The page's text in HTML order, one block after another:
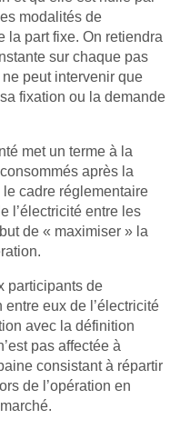
modalités de
la part fixe. On retiendra
sur chaque pas
peut intervenir que
fixation ou la demande
met un terme à la
après la
cadre réglementaire
l’électricité entre les
de « maximiser » la
participants de
eux de l’électricité
avec la définition
pas affectée à
consistant à répartir
de l’opération en